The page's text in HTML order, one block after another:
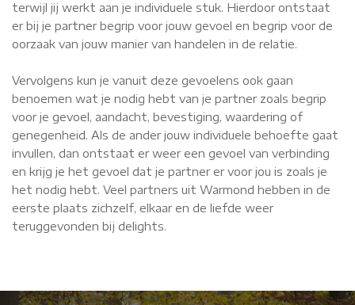
terwijl jij werkt aan je individuele stuk. Hierdoor ontstaat
er bij je partner begrip voor jouw gevoel en begrip voor de
oorzaak van jouw manier van handelen in de relatie.
Vervolgens kun je vanuit deze gevoelens ook gaan
benoemen wat je nodig hebt van je partner zoals begrip
voor je gevoel, aandacht, bevestiging, waardering of
genegenheid. Als de ander jouw individuele behoefte gaat
invullen, dan ontstaat er weer een gevoel van verbinding
en krijg je het gevoel dat je partner er voor jou is zoals je
het nodig hebt. Veel partners uit Warmond hebben in de
eerste plaats zichzelf, elkaar en de liefde weer
teruggevonden bij delights.